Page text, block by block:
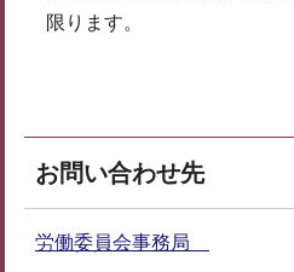
限ります。
お問い合わせ先
労働委員会事務局